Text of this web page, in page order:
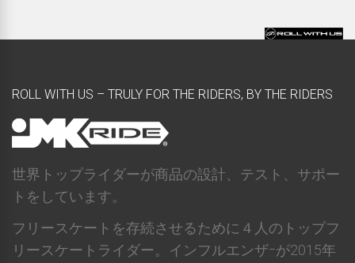
ROLL WITH US – TRULY FOR THE RIDERS, BY THE RIDERS
世界トップライダーが商品の設計、テスト、サポー
トをしています。
フリースケートを存続させるために４人のトップフ
リースケートライダー。インフルエンザｰが2015年